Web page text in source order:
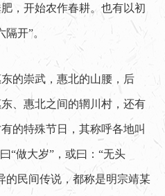
，开始农作春耕。也有以初
开”。
崇武，惠北的山腰，后
、惠北之间的辋川村，还有
的特殊节日，其称呼各地叫
“做大岁”，或曰：“无头
的民间传说，都称是明宗靖某